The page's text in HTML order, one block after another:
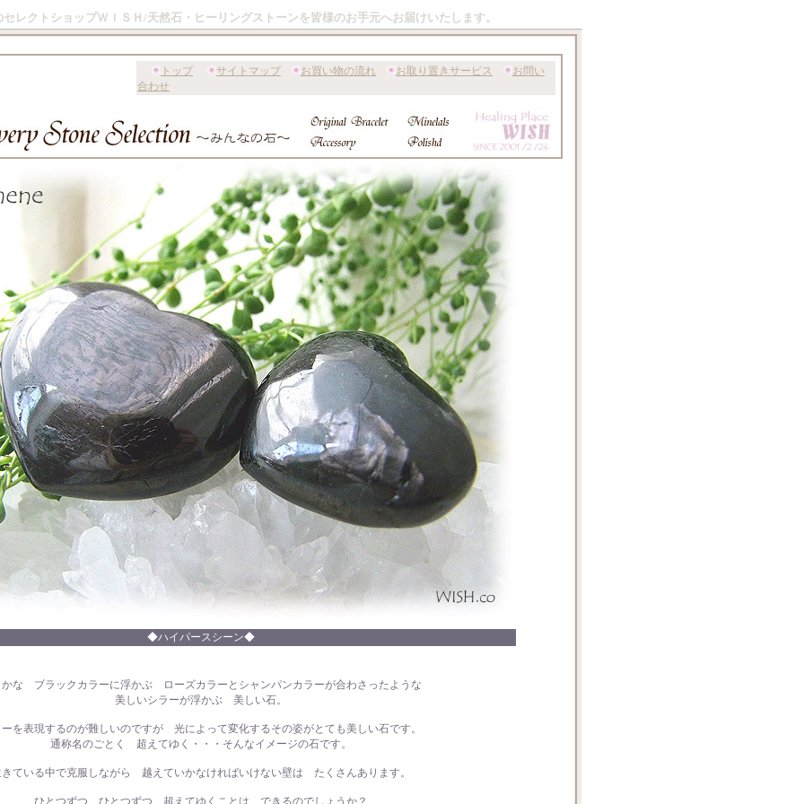
レクトショップＷＩＳＨ/天然石・ヒーリングストーンを皆様のお手元へお届けいたします。
トップ サイトマップ お買い物の流れ お取り置きサービス
お問い
合わせ
◆ハイパースシーン◆
かな ブラックカラーに浮かぶ ローズカラーとシャンパンカラーが合わさったような
美しいシラーが浮かぶ 美しい石。
を表現するのが難しいのですが 光によって変化するその姿がとても美しい石です。
通称名のごとく 超えてゆく・・・そんなイメージの石です。
きている中で克服しながら 越えていかなければいけない壁は たくさんあります。
ひとつずつ ひとつずつ 超えてゆくことは できるのでしょうか？